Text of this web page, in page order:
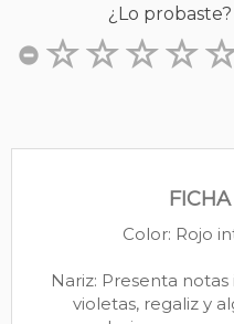
¿Lo
Color: Rojo
Nariz: Presenta
violetas, regaliz y